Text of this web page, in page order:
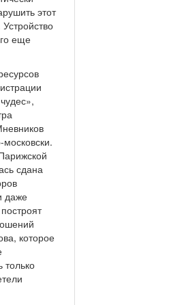
этот
еще
сдана
даже
которое